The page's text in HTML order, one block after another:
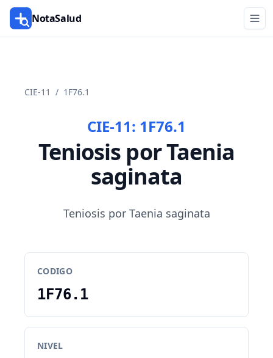
NotaSalud
CIE-11 / 1F76.1
CIE-11: 1F76.1
Teniosis por Taenia
saginata
Teniosis por Taenia saginata
CODIGO
1F76.1
NIVEL